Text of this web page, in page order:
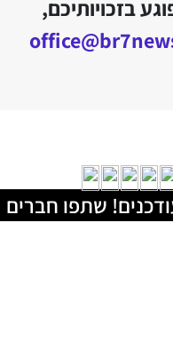
בזכויותיכם,
שתפו חברים